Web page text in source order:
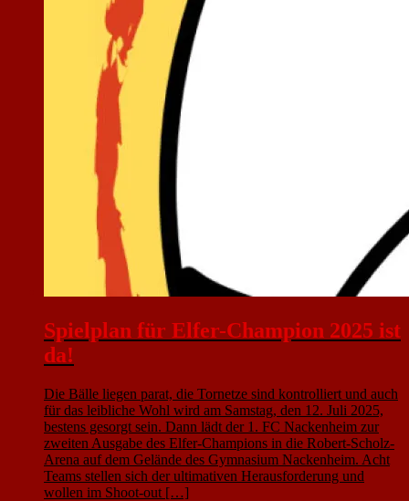
Spielplan für Elfer-Champion 2025 ist
da!
Die Bälle liegen parat, die Tornetze sind kontrolliert und auch
für das leibliche Wohl wird am Samstag, den 12. Juli 2025,
bestens gesorgt sein. Dann lädt der 1. FC Nackenheim zur
zweiten Ausgabe des Elfer-Champions in die Robert-Scholz-
Arena auf dem Gelände des Gymnasium Nackenheim. Acht
Teams stellen sich der ultimativen Herausforderung und
wollen im Shoot-out […]